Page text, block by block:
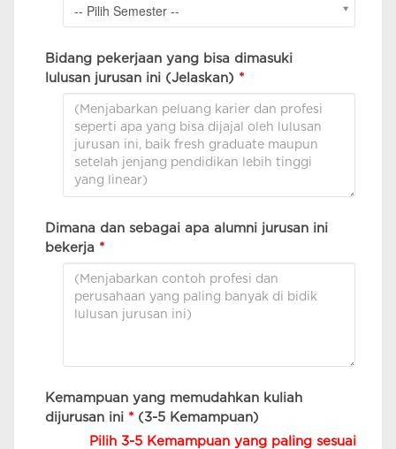
-- Pilih Semester --
Bidang pekerjaan yang bisa dimasuki
lulusan jurusan ini (Jelaskan) *
Dimana dan sebagai apa alumni jurusan ini
bekerja *
Kemampuan yang memudahkan kuliah
dijurusan ini * (3-5 Kemampuan)
Pilih 3-5 Kemampuan yang paling sesuai